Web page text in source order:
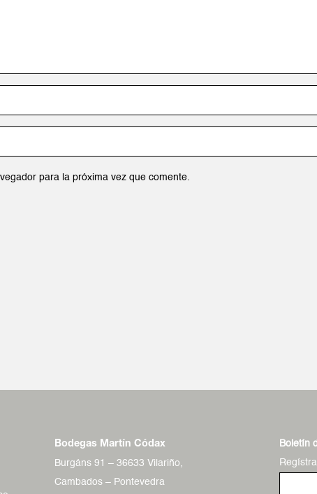
para la próxima vez que comente.
Bodegas Martín Códax
Burgáns 91 – 36633 Vilariño,
Cambados – Pontevedra
Boletín